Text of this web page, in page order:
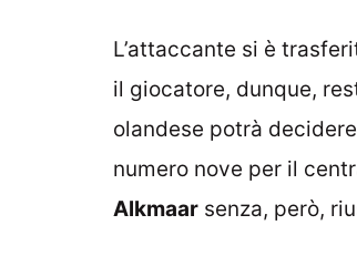
L’attaccante si è
il giocatore, dunque,
olandese potrà
numero nove per il
Alkmaar senza, però,